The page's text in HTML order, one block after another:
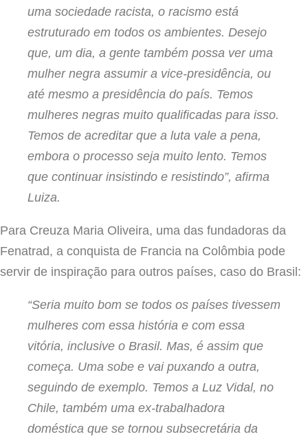
uma sociedade racista, o racismo está
estruturado em todos os ambientes. Desejo
que, um dia, a gente também possa ver uma
mulher negra assumir a vice-presidência, ou
até mesmo a presidência do país. Temos
mulheres negras muito qualificadas para isso.
Temos de acreditar que a luta vale a pena,
embora o processo seja muito lento. Temos
que continuar insistindo e resistindo”, afirma
Luiza.
Para Creuza Maria Oliveira, uma das fundadoras da
Fenatrad, a conquista de Francia na Colômbia pode
servir de inspiração para outros países, caso do Brasil:
“Seria muito bom se todos os países tivessem
mulheres com essa história e com essa
vitória, inclusive o Brasil. Mas, é assim que
começa. Uma sobe e vai puxando a outra,
seguindo de exemplo. Temos a Luz Vidal, no
Chile, também uma ex-trabalhadora
doméstica que se tornou subsecretária da